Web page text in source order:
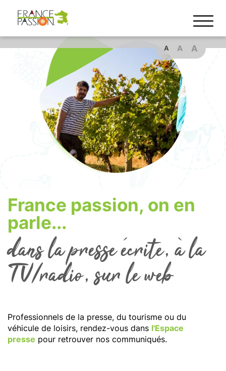
A A A
France passion, on en
parle...
dans la presse écrite, à la
TV/radio, sur le web
Professionnels de la presse, du tourisme ou du
véhicule de loisirs, rendez-vous dans l'Espace
presse pour retrouver nos communiqués.